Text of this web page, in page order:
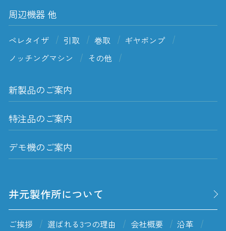
周辺機器 他
ペレタイザ 引取 巻取
ギヤポンプ
ノッチングマシン
その他
新製品のご案内
特注品のご案内
デモ機のご案内
井元製作所について
ご挨拶 選ばれる3つの理由 会社概要 沿革